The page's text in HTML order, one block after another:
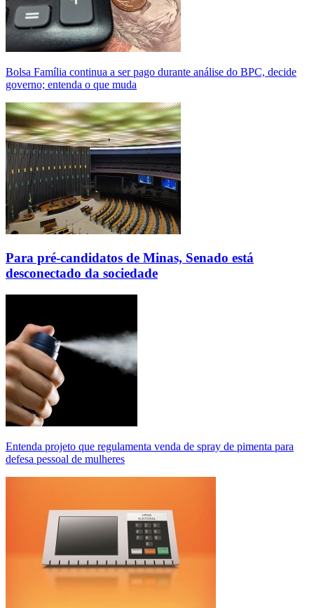
Bolsa Família continua a ser pago durante análise do BPC, decide
governo; entenda o que muda
Para pré-candidatos de Minas, Senado está
desconectado da sociedade
Entenda projeto que regulamenta venda de spray de pimenta para
defesa pessoal de mulheres